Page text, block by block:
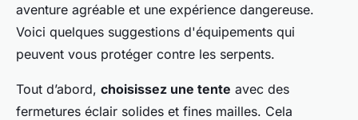
aventure agréable et une expérience dangereuse.
Voici quelques suggestions d'équipements qui
peuvent vous protéger contre les serpents.
Tout d’abord, choisissez une tente avec des
fermetures éclair solides et fines mailles. Cela